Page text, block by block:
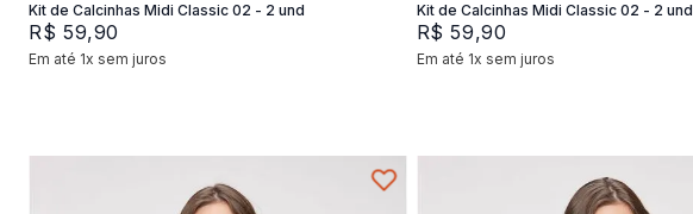
Kit de Calcinhas Midi Classic 02 - 2 und
R$ 59,90
Em até 1x sem juros
Kit de Calcinhas Midi Classic 02 - 2 und
R$ 59,90
Em até 1x sem juros